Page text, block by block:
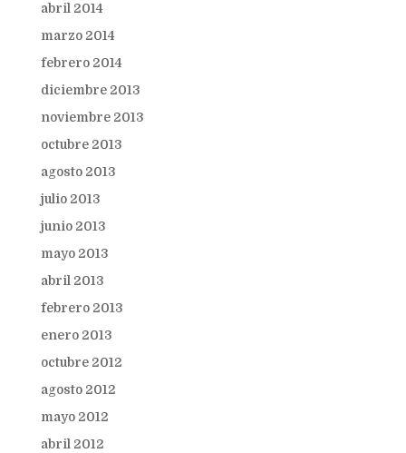
abril 2014
marzo 2014
febrero 2014
diciembre 2013
noviembre 2013
octubre 2013
agosto 2013
julio 2013
junio 2013
mayo 2013
abril 2013
febrero 2013
enero 2013
octubre 2012
agosto 2012
mayo 2012
abril 2012